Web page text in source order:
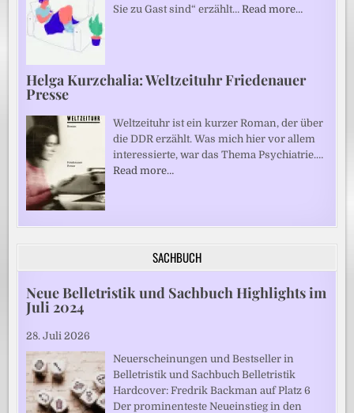
Sie zu Gast sind“ erzählt…Read more…
Helga Kurzchalia: Weltzeituhr Friedenauer
Presse
Weltzeituhr ist ein kurzer Roman, der über
die DDR erzählt. Was mich hier vor allem
interessierte, war das Thema Psychiatrie.…
Read more…
SACHBUCH
Neue Belletristik und Sachbuch Highlights im
Juli 2024
28. Juli 2026
Neuerscheinungen und Bestseller in
Belletristik und Sachbuch Belletristik
Hardcover: Fredrik Backman auf Platz 6
Der prominenteste Neueinstieg in den